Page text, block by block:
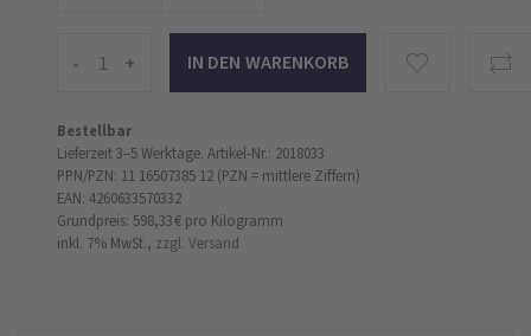
- +
Bestellbar
Lieferzeit 3–5 Werktage. Artikel-Nr.: 2018033
PPN/PZN: 11 16507385 12 (PZN = mittlere Ziffern)
EAN: 4260633570332
Grundpreis: 598,33 € pro Kilogramm
inkl. 7% MwSt., zzgl. Versand